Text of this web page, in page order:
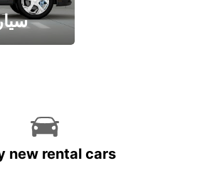
new rental cars